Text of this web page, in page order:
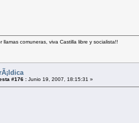
llamas comuneras, viva Castilla libre y socialista!!
#176 : Junio 19, 2007, 18:15:31 »